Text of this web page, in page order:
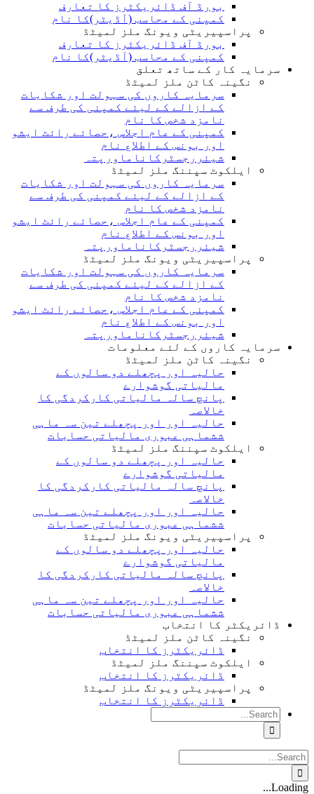
بورڈ آف ڈائریکٹرز کا تعارف
کمپنی کے محاسب (آڈیٹر)کا نام
پراسپیریٹی ویونگ ملز لمیٹڈ
بورڈ آف ڈائریکٹرز کا تعارف
کمپنی کے محاسب (آڈیٹر)کا نام
سرمایہ کار کے ساتھ تعلق
نگینہ کاٹن ملز لمیٹڈ
سرمایہ کاروں کی سہولت اور شکایات
کے ازالے کے لیئے کمپنی کی طرف سے
نامزد شخص کا نام
کمپنی کے عام اجلاس ،حصائے رائٹ ایشو
اور بونس کے اطلاع نام
شیئررجسٹرکاناماورپتہ
ایلکوٹ سپننگ ملز لمیٹڈ
سرمایہ کاروں کی سہولت اور شکایات
کے ازالے کے لیئے کمپنی کی طرف سے
نامزد شخص کا نام
کمپنی کے عام اجلاس ،حصائے رائٹ ایشو
اور بونس کے اطلاع نام
شیئررجسٹرکاناماورپتہ
پراسپیریٹی ویونگ ملز لمیٹڈ
سرمایہ کاروں کی سہولت اور شکایات
کے ازالے کے لیئے کمپنی کی طرف سے
نامزد شخص کا نام
کمپنی کے عام اجلاس ،حصائے رائٹ ایشو
اور بونس کے اطلاع نام
شیئررجسٹرکاناماورپتہ
سرمایہ کاروں کے لئے معلومات
نگینہ کاٹن ملز لمیٹڈ
حالیہ اور پچھلے دو سالوں کے
مالیاتی گوشوارے
پانچ سالہ مالیاتی کارکردگی کا
خالاصہ
حالیہ اور اور پچھلے تین سہ ماہی
ششماہی عبوری مالیاتی حسابات
ایلکوٹ سپننگ ملز لمیٹڈ
حالیہ اور پچھلے دو سالوں کے
مالیاتی گوشوارے
پانچ سالہ مالیاتی کارکردگی کا
خالاصہ
حالیہ اور اور پچھلے تین سہ ماہی
ششماہی عبوری مالیاتی حسابات
پراسپیریٹی ویونگ ملز لمیٹڈ
حالیہ اور پچھلے دو سالوں کے
مالیاتی گوشوارے
پانچ سالہ مالیاتی کارکردگی کا
خالاصہ
حالیہ اور اور پچھلے تین سہ ماہی
ششماہی عبوری مالیاتی حسابات
ڈائریکٹر کا انتخاب
نگینہ کاٹن ملز لمیٹڈ
ڈائریکٹرز کا انتخاب
ایلکوٹ سپننگ ملز لمیٹڈ
ڈائریکٹرز کا انتخاب
پراسپیریٹی ویونگ ملز لمیٹڈ
ڈائریکٹرز کا انتخاب
Search
for:
Search
for:
Loading...